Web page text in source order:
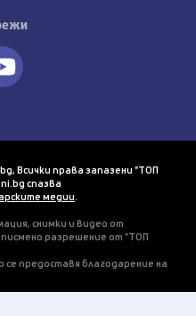
Всички права запазени "ТОП
спазва
медии.
снимки и видео от
писмено разрешение от "ТОП
предоставя благодарение на